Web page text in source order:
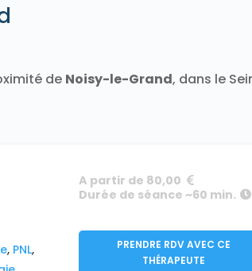
de Noisy-le-Grand, dans le
PNL
A partir de 80,00
Durée de séance ~60 min.
PRENDRE RDV AVEC CE
THÉRAPEUTE